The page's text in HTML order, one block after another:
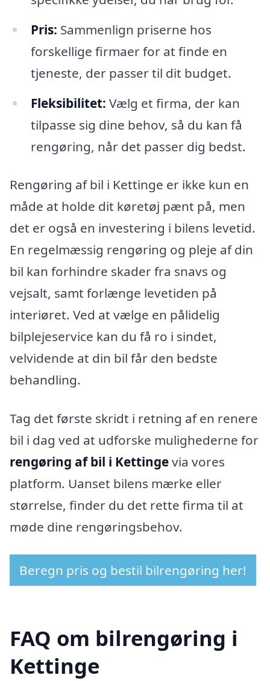
Pris: Sammenlign priserne hos
forskellige firmaer for at finde en
tjeneste, der passer til dit budget.
Fleksibilitet: Vælg et firma, der kan
tilpasse sig dine behov, så du kan få
rengøring, når det passer dig bedst.
Rengøring af bil i Kettinge er ikke kun en
måde at holde dit køretøj pænt på, men
det er også en investering i bilens levetid.
En regelmæssig rengøring og pleje af din
bil kan forhindre skader fra snavs og
vejsalt, samt forlænge levetiden på
interiøret. Ved at vælge en pålidelig
bilplejeservice kan du få ro i sindet,
velvidende at din bil får den bedste
behandling.
Tag det første skridt i retning af en renere
bil i dag ved at udforske mulighederne for
rengøring af bil i Kettingevia vores
platform. Uanset bilens mærke eller
størrelse, finder du det rette firma til at
møde dine rengøringsbehov.
Beregn pris og bestil bilrengøring her!
FAQ om bilrengøring i
Kettinge